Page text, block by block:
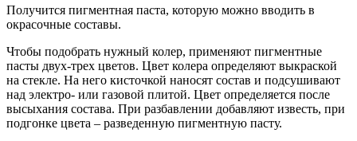
Получится пигментная паста, которую можно вводить в
окрасочные составы.
Чтобы подобрать нужный колер, применяют пигментные
пасты двух-трех цветов. Цвет колера определяют выкраской
на стекле. На него кисточкой наносят состав и подсушивают
над электро- или газовой плитой. Цвет определяется после
высыхания состава. При разбавлении добавляют известь, при
подгонке цвета – разведенную пигментную пасту.